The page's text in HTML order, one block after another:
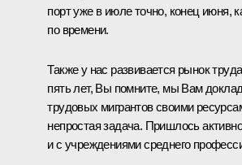
порт уже в июле точно, конец июня,
по времени.
Также у нас развивается рынок
пять лет, Вы помните, мы Вам
трудовых мигрантов своими
непростая задача. Пришлось
и с учреждениями среднего